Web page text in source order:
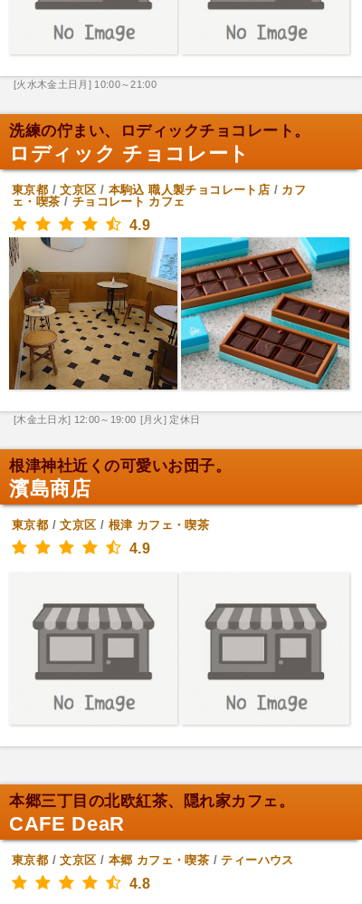
[火水木金土日月] 10:00～21:00
洗練の佇まい、ロディックチョコレート。
ロディック チョコレート
東京都 /文京区 / 本駒込 職人製チョコレート店 / カフ
ェ・喫茶 / チョコレート カフェ
4.9
[木金土日水] 12:00～19:00 [月火] 定休日
根津神社近くの可愛いお団子。
濱島商店
東京都 /文京区 / 根津 カフェ・喫茶
4.9
本郷三丁目の北欧紅茶、隠れ家カフェ。
CAFE DeaR
東京都 /文京区 / 本郷 カフェ・喫茶 /ティーハウス
4.8